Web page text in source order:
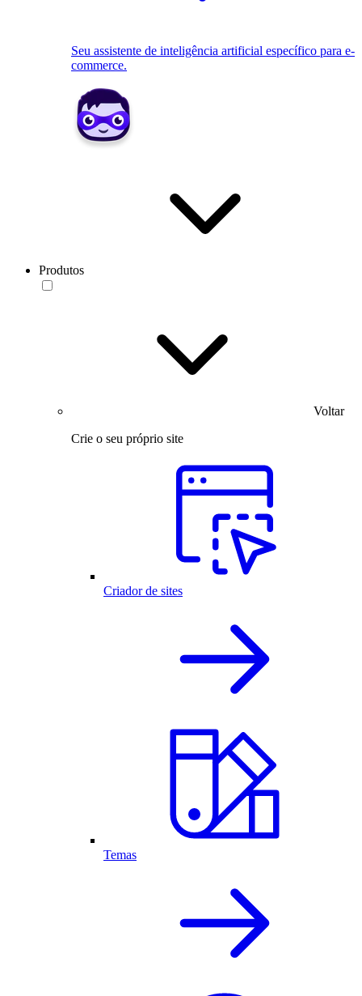
Seu assistente de inteligência artificial específico para e-
commerce.
Produtos
Voltar
Crie o seu próprio site
Criador de sites
Temas